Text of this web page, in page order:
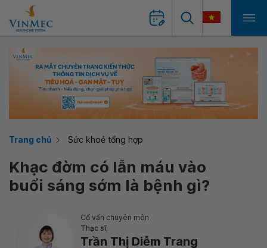
Trang chủ Sức khoẻ tổng hợp
Khạc đờm có lẫn máu vào
buổi sáng sớm là bệnh gì?
Cố vấn chuyên môn
Thạc sĩ,
Trần Thị Diễm Trang